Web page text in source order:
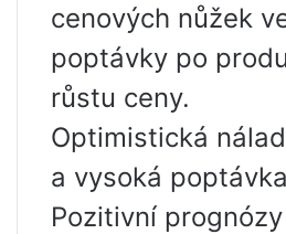
cenových nůžek
poptávky po
růstu ceny.
Optimistická
a vysoká
Pozitivní